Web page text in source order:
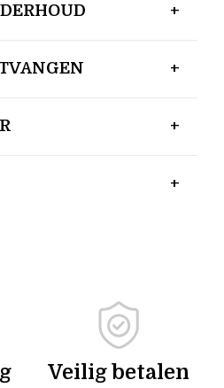
Veilig betalen